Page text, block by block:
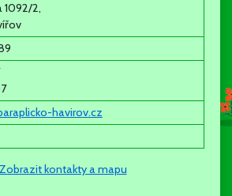
nejsou povinné, vhodné pro rodiče
se s Vámi všemi uvidím a vysvětlím
zajímají.
- ředitelka
2,
havirov.cz
Zobrazit kontakty a mapu